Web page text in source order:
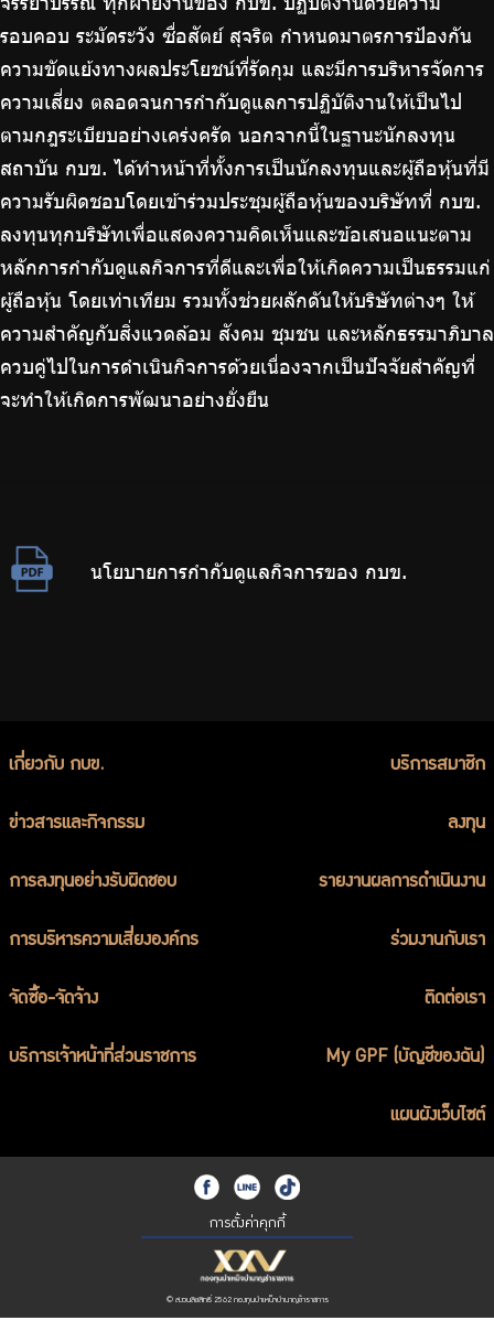
ไทย | Eng
รอบคอบ ระมัดระวัง ซื่อสัตย์ สุจริต กำหนดมาตรการป้องกัน
ความขัดแย้งทางผลประโยชน์ที่รัดกุม และมีการบริหารจัดการ
ความเสี่ยง ตลอดจนการกำกับดูแลการปฏิบัติงานให้เป็นไป
ตามกฎระเบียบอย่างเคร่งครัด นอกจากนี้ในฐานะนักลงทุน
สถาบัน กบข. ได้ทำหน้าที่ทั้งการเป็นนักลงทุนและผู้ถือหุ้นที่มี
ความรับผิดชอบโดยเข้าร่วมประชุมผู้ถือหุ้นของบริษัทที่ กบข.
ลงทุนทุกบริษัทเพื่อแสดงความคิดเห็นและข้อเสนอแนะตาม
หลักการกำกับดูแลกิจการที่ดีและเพื่อให้เกิดความเป็นธรรมแก่
ผู้ถือหุ้น โดยเท่าเทียม รวมทั้งช่วยผลักดันให้บริษัทต่างๆ ให้
ความสำคัญกับสิ่งแวดล้อม สังคม ชุมชน และหลักธรรมาภิบาล
ควบคู่ไปในการดำเนินกิจการด้วยเนื่องจากเป็นปัจจัยสำคัญที่
จะทำให้เกิดการพัฒนาอย่างยั่งยืน
นโยบายการกำกับดูแลกิจการของ กบข.
เกี่ยวกับ กบข. บริการสมาชิก
ข่าวสารและกิจกรรม ลงทุน
การลงทุนอย่างรับผิดชอบ รายงานผลการดำเนินงาน
การบริหารความเสี่ยงองค์กร ร่วมงานกับเรา
จัดซื้อ-จัดจ้าง ติดต่อเรา
บริการเจ้าหน้าที่ส่วนราชการ My GPF (บัญชีของฉัน)
แผนผังเว็บไซต์
การตั้งค่าคุกกี้
© สงวนลิขสิทธิ์ 2562 กองทุนบำเหน็จบำนาญข้าราชการ